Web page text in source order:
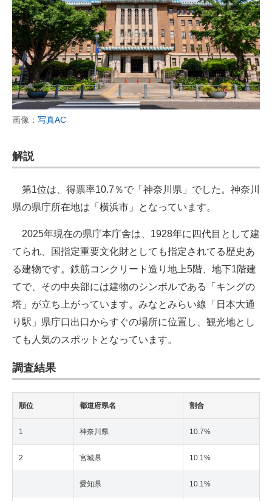
画像： 写真AC
解説
第1位は、得票率10.7％で「神奈川県」でした。神奈川
県の県庁所在地は「横浜市」となっています。
2025年現在の県庁本庁舎は、1928年に四代目として建
てられ、国指定重要文化財としても指定されてる歴史あ
る建物です。鉄筋コンクリート造り地上5階、地下1階建
てで、その中央部には建物のシンボルである「キングの
塔」が立ち上がっています。みなとみらい線「日本大通
り駅」県庁口出口からすぐの場所に位置し、観光地とし
ても人気のスポットとなっています。
調査結果
順位 都道府県名 割合
1 神奈川県 10.7%
2 宮城県 10.1%
愛知県 10.1%